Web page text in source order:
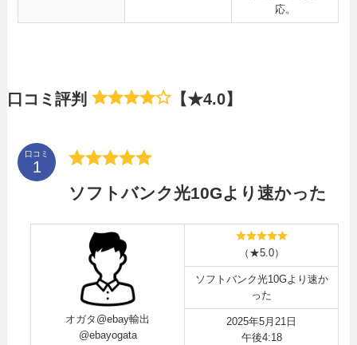
応。
口コミ評判 【★4.0】
口コミ
ソフトバンク光10Gより速かった
オガタ@ebay輸出
@ebayogata
（★5.0）
ソフトバンク光10Gより速か
った
2025年5月21日
午後4:18